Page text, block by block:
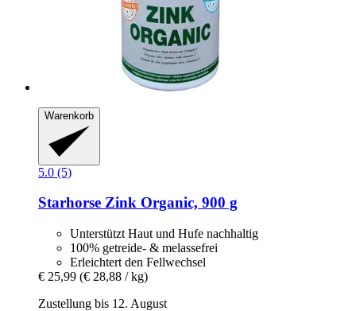
Warenkorb
5.0 (5)
Starhorse Zink Organic, 900 g
Unterstützt Haut und Hufe nachhaltig
100% getreide- & melassefrei
Erleichtert den Fellwechsel
€ 25,99 (€ 28,88 / kg)
Zustellung bis 12. August